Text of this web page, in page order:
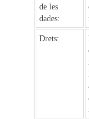
de les
dades:
Drets: